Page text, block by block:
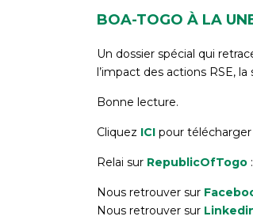
BOA-TOGO À LA
Un dossier spécial qui
l’impact des actions RSE,
Bonne lecture.
Cliquez ICI pour télécharger
Relai sur RepublicOfTogo :
Nous retrouver sur
Nous retrouver sur